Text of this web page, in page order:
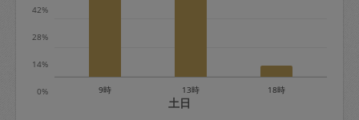
※キャンセル料金の設定について：
0%
14%
28%
42%
9時 13時 18時
土日